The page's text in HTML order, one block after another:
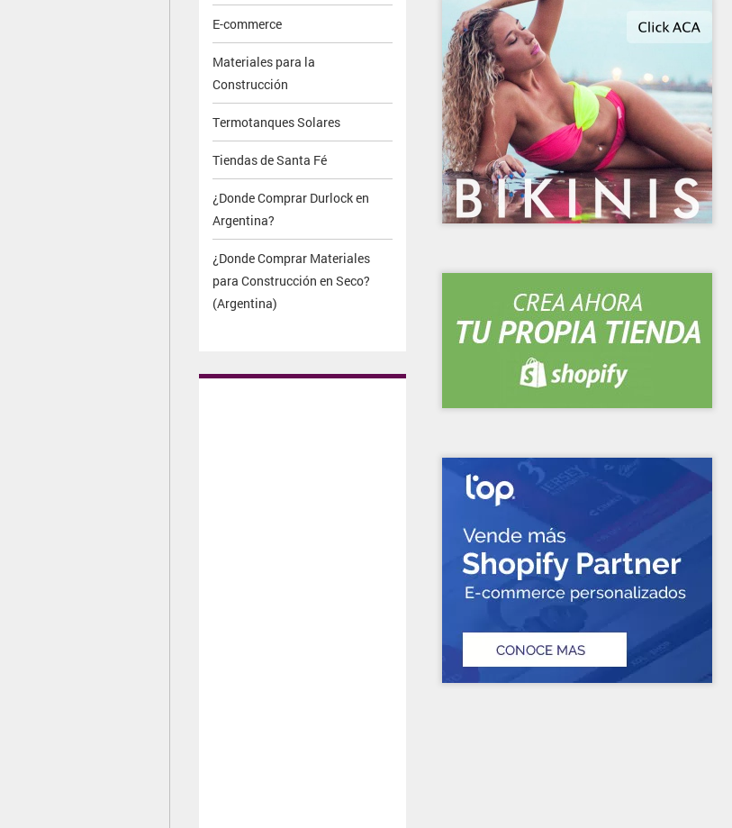
E-commerce
Materiales para la
Construcción
Termotanques Solares
Tiendas de Santa Fé
¿Donde Comprar Durlock en
Argentina?
¿Donde Comprar Materiales
para Construcción en Seco?
(Argentina)